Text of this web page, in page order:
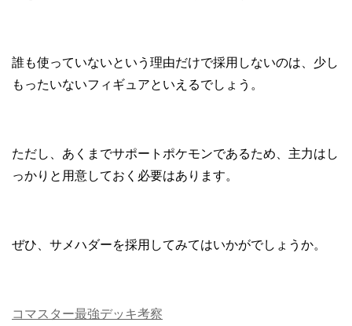
誰も使っていないという理由だけで採用しないのは、少し
もったいないフィギュアといえるでしょう。
ただし、あくまでサポートポケモンであるため、主力はし
っかりと用意しておく必要はあります。
ぜひ、サメハダーを採用してみてはいかがでしょうか。
コマスター最強デッキ考察